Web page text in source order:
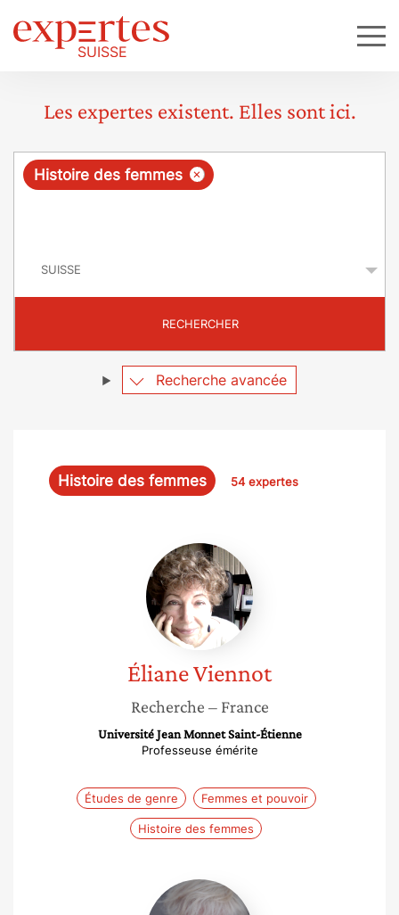
Les expertes existent. Elles sont ici.
R
ê
e
×
Histoire des femmes
RECHERCHER
Recherche avancée
Histoire des femmes 54 expertes
Éliane
Viennot
ÉlianeViennot
Recherche – France
Université Jean Monnet Saint-Étienne
Professeuse émérite
Études de genre Femmes et pouvoir
Histoire des femmes
Nelly
Sanchez